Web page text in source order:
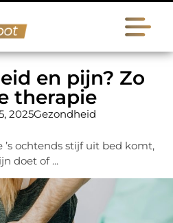
en pijn? Zo
therapie
2025Gezondheid
ochtends stijf uit bed komt,
doet of ...